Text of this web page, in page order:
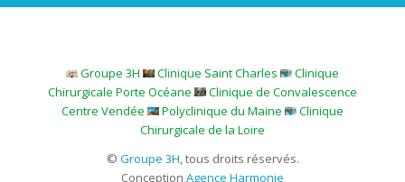
Groupe 3H Clinique Saint Charles
Clinique
Chirurgicale Porte Océane
Clinique de Convalescence
Centre Vendée
Polyclinique du Maine
Clinique
Chirurgicale de la Loire
© Groupe 3H, tous droits réservés.
Conception Agence Harmonie